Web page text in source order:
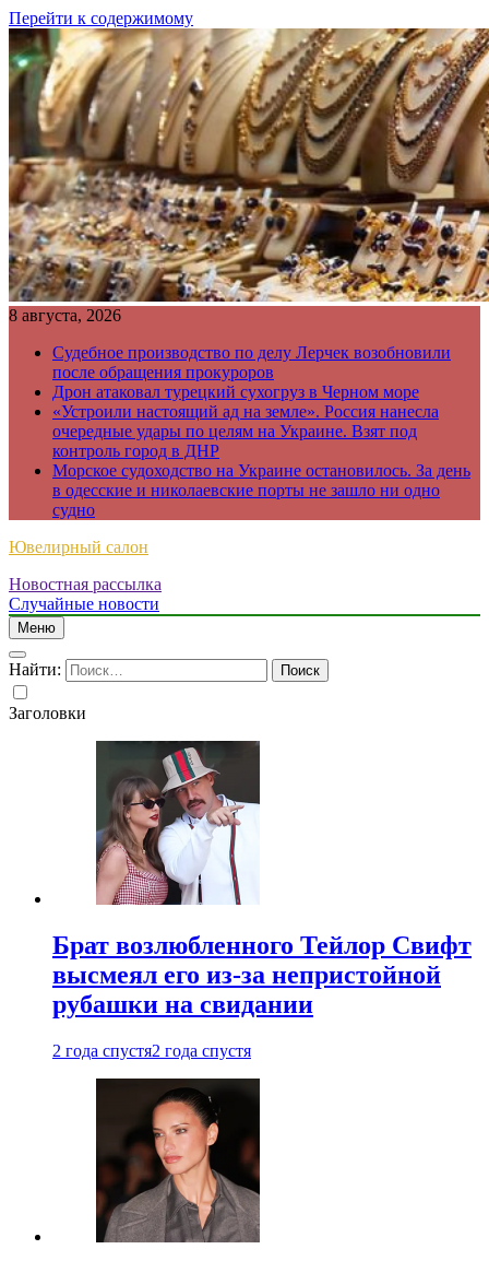
Перейти к содержимому
8 августа, 2026
Судебное производство по делу Лерчек возобновили
после обращения прокуроров
Дрон атаковал турецкий сухогруз в Черном море
«Устроили настоящий ад на земле». Россия нанесла
очередные удары по целям на Украине. Взят под
контроль город в ДНР
Морское судоходство на Украине остановилось. За день
в одесские и николаевские порты не зашло ни одно
судно
Ювелирный салон
Новостная рассылка
Случайные новости
Меню
Найти:
Заголовки
Брат возлюбленного Тейлор Свифт
высмеял его из-за непристойной
рубашки на свидании
2 года спустя2 года спустя